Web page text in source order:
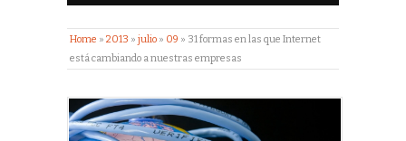
Home » 2013 » julio » 09 » 31 formas en las que Internet
está cambiando a nuestras empresas